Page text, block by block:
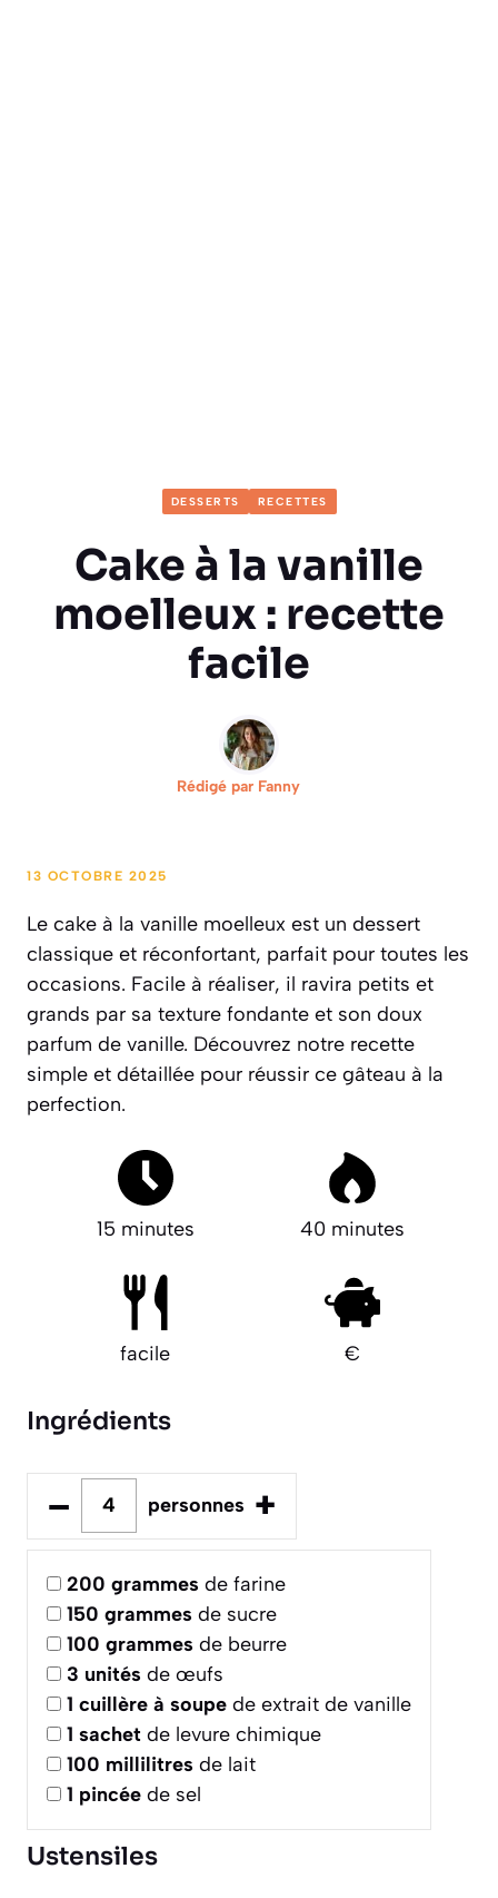
DESSERTS RECETTES
Cake à la vanille
moelleux : recette
facile
Rédigé par Fanny
13 OCTOBRE 2025
Le cake à la vanille moelleux est un dessert
classique et réconfortant, parfait pour toutes les
occasions. Facile à réaliser, il ravira petits et
grands par sa texture fondante et son doux
parfum de vanille. Découvrez notre recette
simple et détaillée pour réussir ce gâteau à la
perfection.
15 minutes 40 minutes
facile €
Ingrédients
– personnes +
200 grammes de farine
150 grammes de sucre
100 grammes de beurre
3 unités de œufs
1 cuillère à soupe de extrait de vanille
1 sachet de levure chimique
100 millilitres de lait
1 pincée de sel
Ustensiles